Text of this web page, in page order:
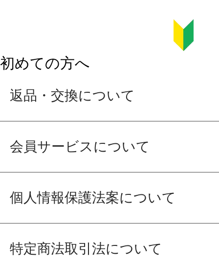
初めての方へ
返品・交換について
会員サービスについて
個人情報保護法案について
特定商法取引法について